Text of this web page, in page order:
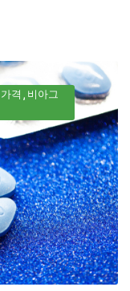
격
비아그